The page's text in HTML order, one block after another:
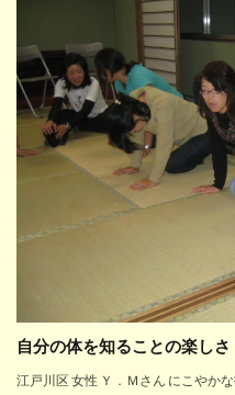
自分の体を知ることの楽しさ
江戸川区 女性 Ｙ．Ｍさん にこやか